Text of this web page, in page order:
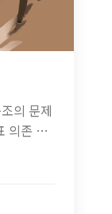
의 문제
의존 구